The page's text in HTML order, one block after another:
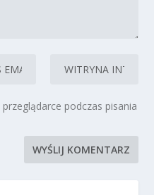
podczas pisania